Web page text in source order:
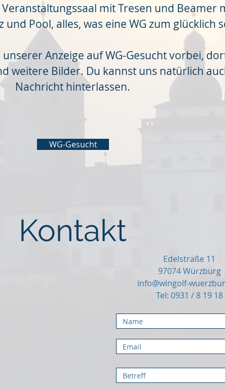
mit Tresen und Beamer
Pool, alles, was eine WG zum glücklich
Anzeige auf WG-Gesucht vorbei,
weitere Bilder. Du kannst uns natürlich
Nachricht hinterlassen.
WG-Gesucht
Kontakt
Edelstraße 11
97074 Würzburg
info@wingolf-
Tel: 0931 / 8 19 18